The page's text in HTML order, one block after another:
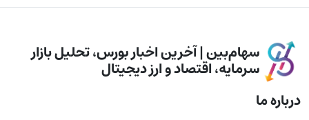
سهام‌بین | آخرین اخبار بورس، تحلیل بازار
سرمایه، اقتصاد و ارز دیجیتال
درباره ما